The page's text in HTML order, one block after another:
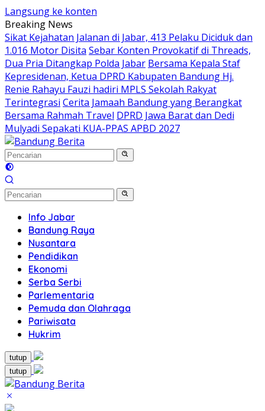
Langsung ke konten
Breaking News
Sikat Kejahatan Jalanan di Jabar, 413 Pelaku Diciduk dan
1.016 Motor Disita Sebar Konten Provokatif di Threads,
Dua Pria Ditangkap Polda Jabar Bersama Kepala Staf
Kepresidenan, Ketua DPRD Kabupaten Bandung Hj.
Renie Rahayu Fauzi hadiri MPLS Sekolah Rakyat
Terintegrasi Cerita Jamaah Bandung yang Berangkat
Bersama Rahmah Travel DPRD Jawa Barat dan Dedi
Mulyadi Sepakati KUA-PPAS APBD 2027
Info Jabar
Bandung Raya
Nusantara
Pendidikan
Ekonomi
Serba Serbi
Parlementaria
Pemuda dan Olahraga
Pariwisata
Hukrim
tutup
tutup